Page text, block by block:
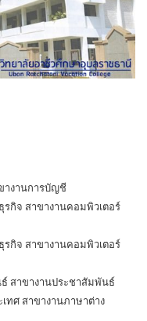
างานการบัญชี
กิจ สาขางานคอมพิวเตอร์
กิจ สาขางานคอมพิวเตอร์
สาขางานประชาสัมพันธ์
ทศ สาขางานภาษาต่าง